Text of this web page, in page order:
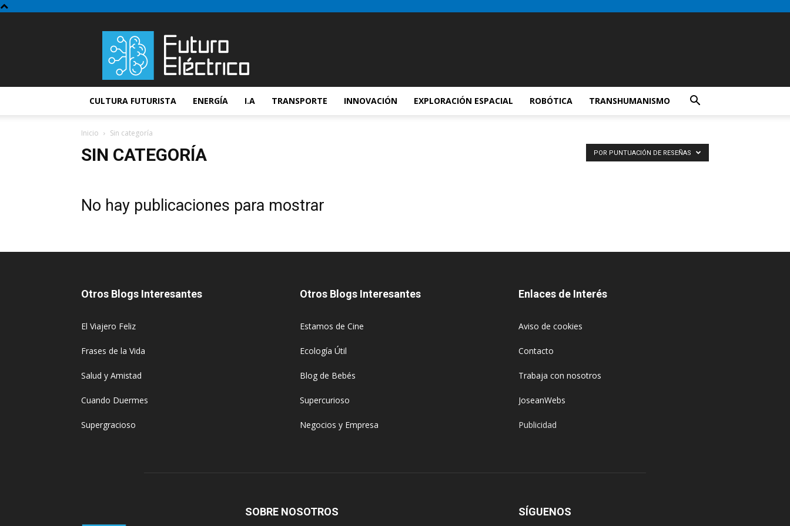
Futuro
Electrico
CULTURA FUTURISTA ENERGÍA I.A TRANSPORTE INNOVACIÓN EXPLORACIÓN ESPACIAL ROBÓTICA TRANSHUMANISMO
Inicio Sin categoría
SIN CATEGORÍA POR PUNTUACIÓN DE RESEÑAS
No hay publicaciones para mostrar
Otros Blogs Interesantes
El Viajero Feliz
Frases de la Vida
Salud y Amistad
Cuando Duermes
Supergracioso
Otros Blogs Interesantes
Estamos de Cine
Ecología Útil
Blog de Bebés
Supercurioso
Negocios y Empresa
Enlaces de Interés
Aviso de cookies
Contacto
Trabaja con nosotros
JoseanWebs
Publicidad
SOBRE NOSOTROS SÍGUENOS